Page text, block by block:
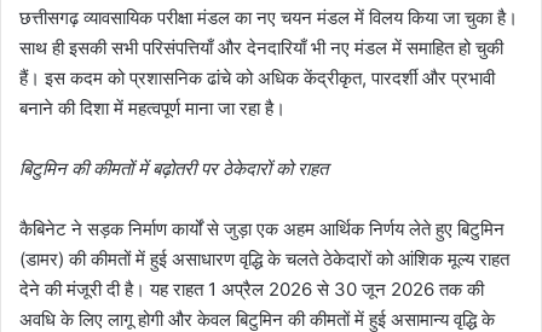
छत्तीसगढ़ व्यावसायिक परीक्षा मंडल का नए चयन मंडल में विलय किया जा चुका है।
साथ ही इसकी सभी परिसंपत्तियाँ और देनदारियाँ भी नए मंडल में समाहित हो चुकी
हैं। इस कदम को प्रशासनिक ढांचे को अधिक केंद्रीकृत, पारदर्शी और प्रभावी
बनाने की दिशा में महत्वपूर्ण माना जा रहा है।
बिटुमिन की कीमतों में बढ़ोतरी पर ठेकेदारों को राहत
कैबिनेट ने सड़क निर्माण कार्यों से जुड़ा एक अहम आर्थिक निर्णय लेते हुए बिटुमिन
(डामर) की कीमतों में हुई असाधारण वृद्धि के चलते ठेकेदारों को आंशिक मूल्य राहत
देने की मंजूरी दी है। यह राहत 1 अप्रैल 2026 से 30 जून 2026 तक की
अवधि के लिए लागू होगी और केवल बिटुमिन की कीमतों में हुई असामान्य वृद्धि के